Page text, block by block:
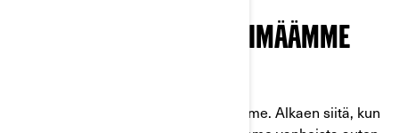
SISUKKUUS ON OSA PERIMÄÄMME
Päättäväisyys. Juuri sitä me edustamme. Alkaen siitä, kun